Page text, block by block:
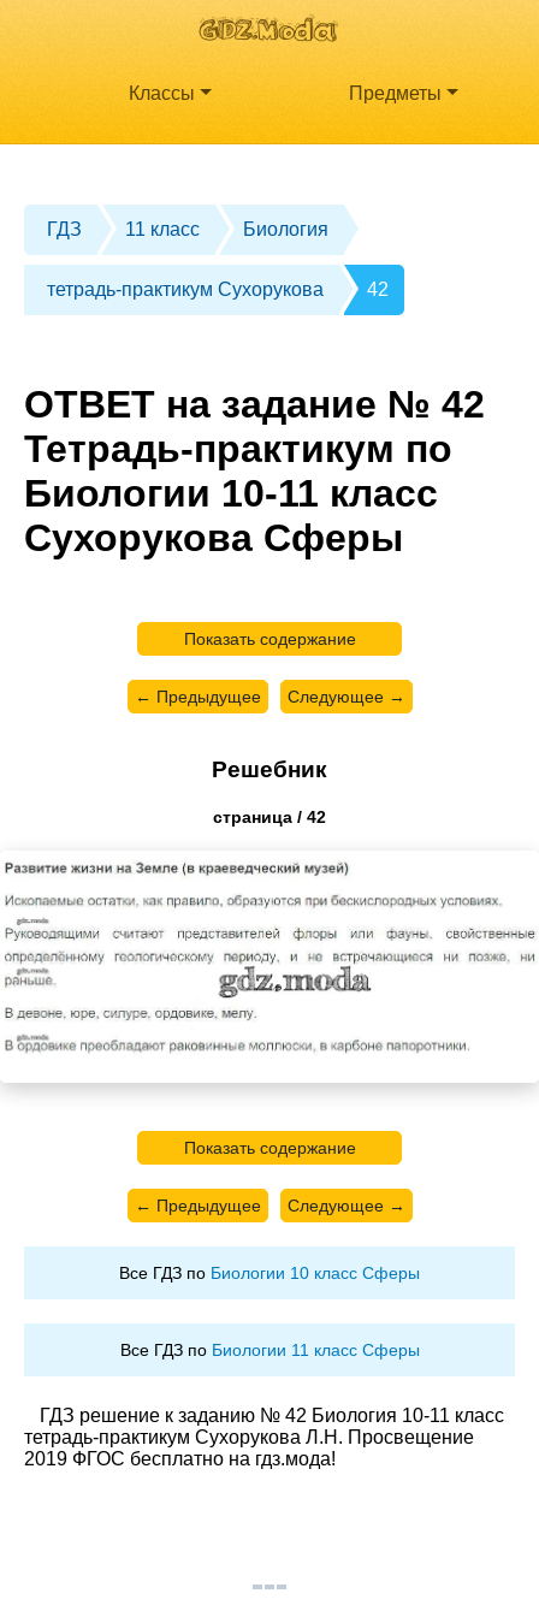
Классы Предметы
ГДЗ 11 класс Биология
тетрадь-практикум Сухорукова 42
ОТВЕТ на задание № 42
Тетрадь-практикум по
Биологии 10-11 класс
Сухорукова Сферы
Показать содержание
← Предыдущее Следующее →
Решебник
страница / 42
Показать содержание
← Предыдущее Следующее →
Все ГДЗ по Биологии 10 класс Сферы
Все ГДЗ по Биологии 11 класс Сферы
ГДЗ решение к заданию № 42 Биология 10-11 класс
тетрадь-практикум Сухорукова Л.Н. Просвещение
2019 ФГОС бесплатно на гдз.мода!